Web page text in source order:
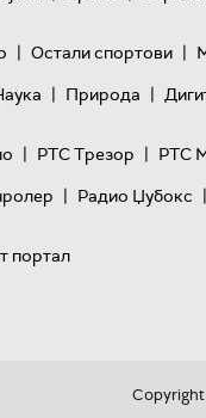
| Остали спортови |
| Природа |
| РТС Трезор | РТС
| Радио Џубокс |
портал